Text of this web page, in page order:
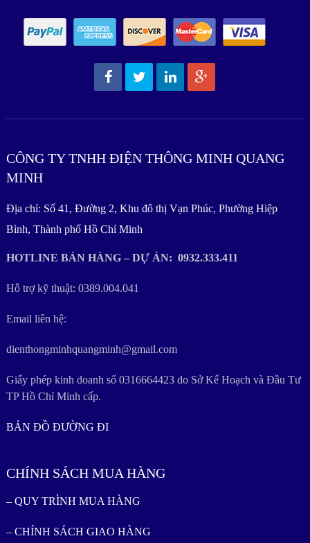
CÔNG TY TNHH ĐIỆN THÔNG MINH QUANG
MINH
Địa chỉ: Số 41, Đường 2, Khu đô thị Vạn Phúc, Phường Hiệp
Bình, Thành phố Hồ Chí Minh
HOTLINE BÁN HÀNG – DỰ ÁN: 0932.333.411
Hỗ trợ kỹ thuật: 0389.004.041
Email liên hệ:
dienthongminhquangminh@gmail.com
Giấy phép kinh doanh số 0316664423 do Sở Kế Hoạch và Đầu Tư
TP Hồ Chí Minh cấp.
BẢN ĐỒ ĐƯỜNG ĐI
CHÍNH SÁCH MUA HÀNG
– QUY TRÌNH MUA HÀNG
– CHÍNH SÁCH GIAO HÀNG